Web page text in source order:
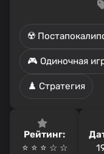
☢️
🎮 Одиночная
♟️ Стратегия
Рейтинг:
⭐ ⭐ ⭐ ☆ ☆